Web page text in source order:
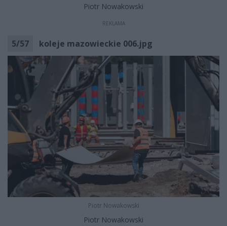
Piotr Nowakowski
REKLAMA
5/57 koleje mazowieckie 006.jpg
Piotr Nowakowski
Piotr Nowakowski